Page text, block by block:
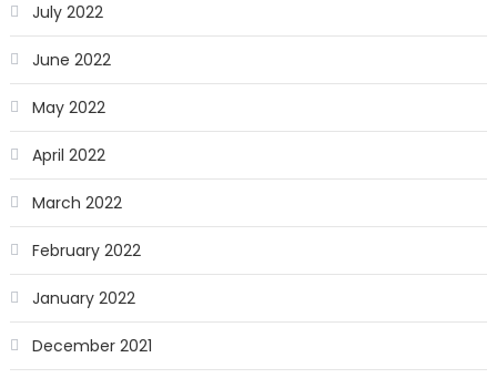
July 2022
June 2022
May 2022
April 2022
March 2022
February 2022
January 2022
December 2021